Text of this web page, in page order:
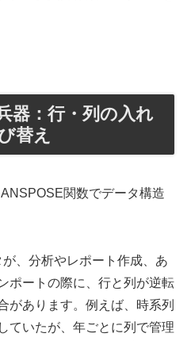
器：行・列の入れ
替え
関数でデータ構造
、分析やレポート作成、あ
ポートの際に、行と列が逆転
があります。例えば、時系列
ていたが、年ごとに列で管理